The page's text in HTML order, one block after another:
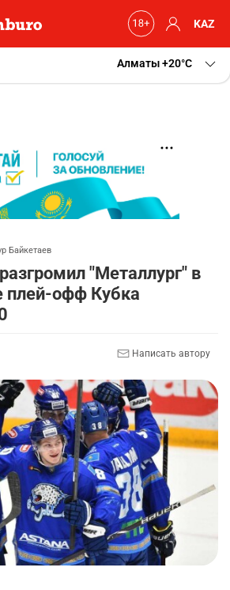
KAZ
Алматы+20 C
Байкетаев
"Металлург" в
плей-офф Кубка
Написать автору